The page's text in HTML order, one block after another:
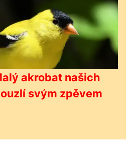
akrobat našich
svým zpěvem